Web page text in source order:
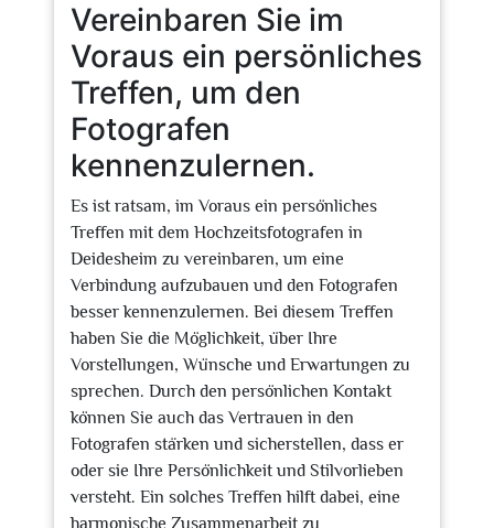
Vereinbaren Sie im
Voraus ein persönliches
Treffen, um den
Fotografen
kennenzulernen.
Es ist ratsam, im Voraus ein persönliches
Treffen mit dem Hochzeitsfotografen in
Deidesheim zu vereinbaren, um eine
Verbindung aufzubauen und den Fotografen
besser kennenzulernen. Bei diesem Treffen
haben Sie die Möglichkeit, über Ihre
Vorstellungen, Wünsche und Erwartungen zu
sprechen. Durch den persönlichen Kontakt
können Sie auch das Vertrauen in den
Fotografen stärken und sicherstellen, dass er
oder sie Ihre Persönlichkeit und Stilvorlieben
versteht. Ein solches Treffen hilft dabei, eine
harmonische Zusammenarbeit zu